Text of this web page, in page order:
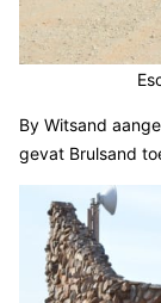
By Witsand
gevat Brulsand